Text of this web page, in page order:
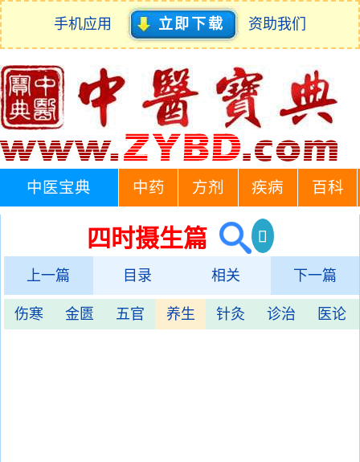
手机应用 立即下载 资助我们
中医宝典 中药 方剂 疾病 百科
四时摄生篇
上一篇 目录 相关 下一篇
伤寒 金匮 五官 养生 针灸 诊治 医论